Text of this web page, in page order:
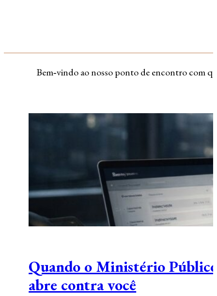
Bem‑vindo ao nosso ponto de encontro com
Quando o Ministério
abre contra você